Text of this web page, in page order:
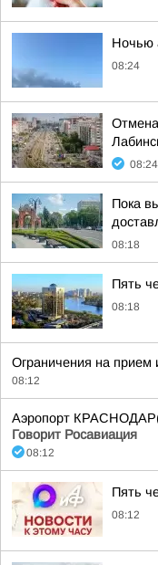
Ночью
08:24
08:24
Пока
08:18
Пять
08:18
Ограничения на прием
08:12
Аэропорт
Говорит Росавиация
08:12
Пять
08:12